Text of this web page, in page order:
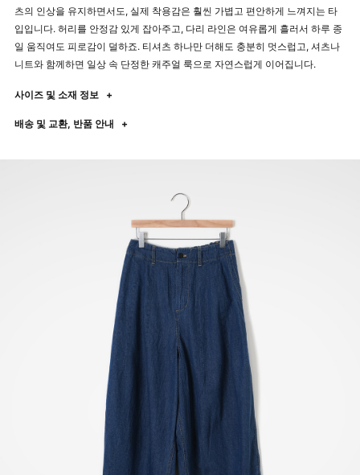
츠의 인상을 유지하면서도, 실제 착용감은 훨씬 가볍고 편안하게 느껴지는 타
입입니다. 허리를 안정감 있게 잡아주고, 다리 라인은 여유롭게 흘러서 하루 종
일 움직여도 피로감이 덜하죠. 티셔츠 하나만 더해도 충분히 멋스럽고, 셔츠나
니트와 함께하면 일상 속 단정한 캐주얼 룩으로 자연스럽게 이어집니다.
사이즈 및 소재 정보 +
배송 및 교환, 반품 안내 +